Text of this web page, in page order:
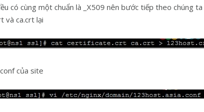
có cùng một chuẩn là _X509 nên bước tiếp theo chúng
và ca.crt lại
của site